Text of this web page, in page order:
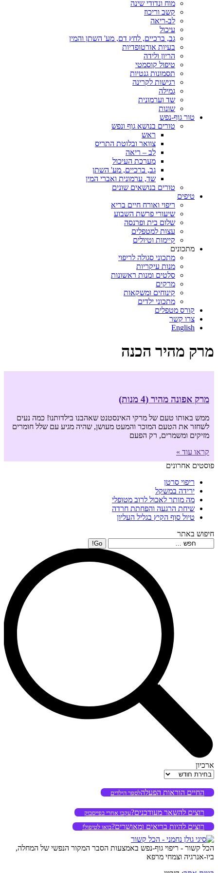
מוח ונדודי שינה
קשב וריכוז
לב-ריאה
עיכול
גב, ברכיים, לחץ דם, מע' השתן והמין
בעיות אורטופדיות
הריון ולידה
טיפול קוסמטי
תסמונות גנטיות
רגישות לקרינה
גמילה
שד וערמונית
שונות
טור גוף-נפש
טורים בנושא גוף ונפש
ראש
צוואר ובלוטת התריס
לב – ריאה
מערכת העיכול
גב, ברכיים, מע' השתן
שד, ערמונית ואברי המין
טורים בנושאים שונים
טיפים
ריפוי ואורח חיים בריא
שיעורי פרשת השבוע
שלום בית ופרנסה
עצות למטפלים
קיימות וטיולים
מתכונים
מתכוני סגולה לריפוי
מנות עיקריות
סלטים ומנות ראשונות
מרקים
קינוחים ומשקאות
מתכוני ילדים
קורס מטפלים
צרו קשר
English
מרק מהיר הכנה
מרק אפונה מהיר (4 מנות)
ממש באותו טעם של מרקי האינסטנט שאהבנו בילדותנו! כמה נעים
לשחזר את הטעם המוכר והמעט מעושן, שהיה מגיע עם שלל חומרים
מזיקים ומשמרים, רק הפעם
קראו עוד »
פוסטים אחרונים
ריפוי סרטן
ירידה במשקל
מה מותר לאכול לרוב מטופלי
שיחת הרגעה והפחתת חרדה
טיול סוף הקיץ בגליל העליון
חיפוש באתר
Search:
ארכיון
ארכיון
החיים הוראות הפעלהלספר הילדים
רוצים להשאר מעודכנים?עקבו אחרי בפייסבוק
רוצים להיות בריאים ומאושרים?בואו לטיפול!
הכל קשור - ריפוי גוף-נפש באמצעות הסבר המקור הנפשי של המחלה,
ביו-אנרגיה וצמחי מרפא